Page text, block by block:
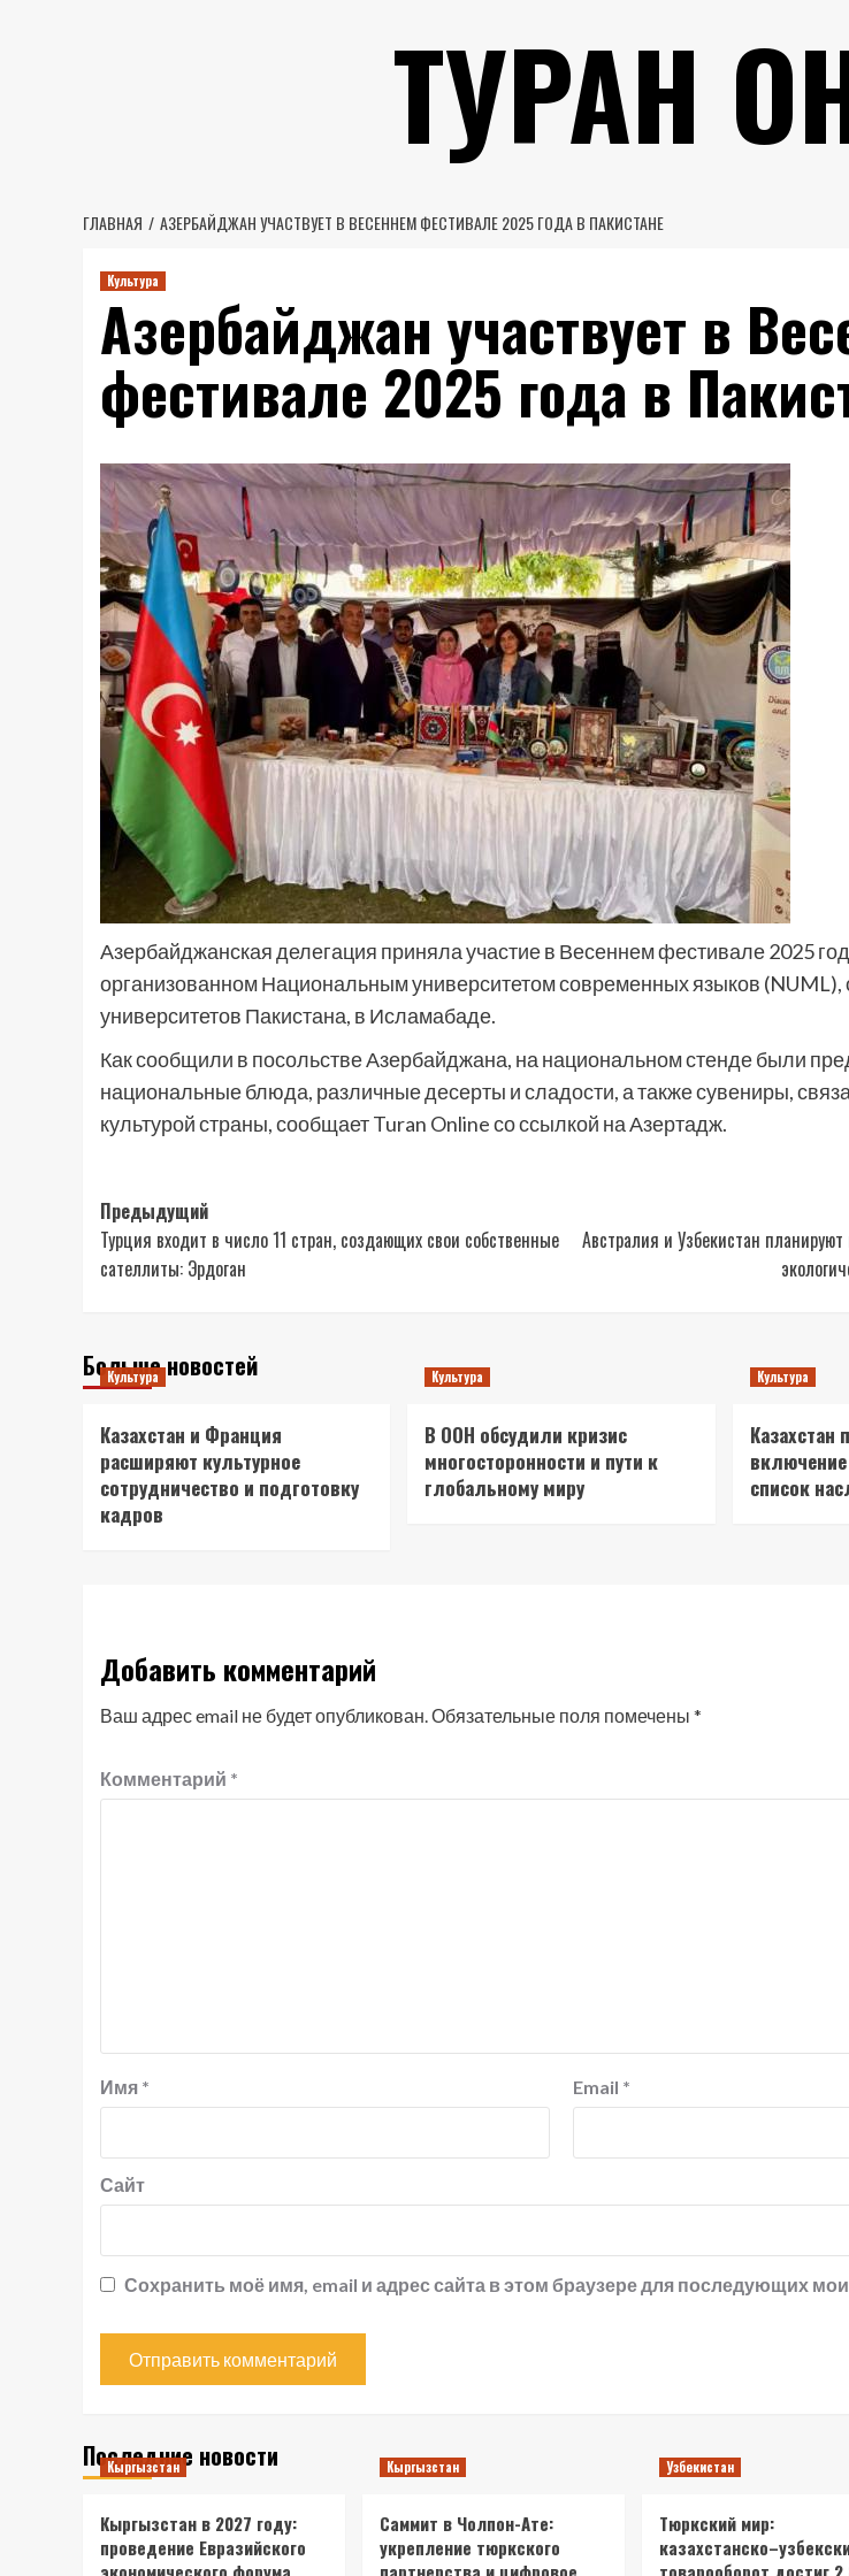
ТУРАН
ГЛАВНАЯ АЗЕРБАЙДЖАН УЧАСТВУЕТ В ВЕСЕННЕМ ФЕСТИВАЛЕ 2025 ГОДА В ПАКИСТАНЕ
Культура
Азербайджан участвует в
фестивале 2025 года в
Азербайджанская делегация приняла участие в Весеннем фестивале 2025
организованном Национальным университетом современных языков
университетов Пакистана, в Исламабаде.
Как сообщили в посольстве Азербайджана, на национальном стенде были
национальные блюда, различные десерты и сладости, а также сувениры,
культурой страны, сообщает Turan Online со ссылкой на Азертадж.
Навигация
записи
Предыдущий
Турция входит в число 11 стран, создающих свои собственные
сателлиты: Эрдоган
Австралия и Узбекистан
Больше новостей
Культура
Казахстан и Франция
расширяют культурное
сотрудничество и подготовку
кадров
Культура
В ООН обсудили кризис
многосторонности и пути к
глобальному миру
Культура
Казахстан
список
Добавить комментарий
Ваш адрес email не будет опубликован.Обязательные поля помечены *
Комментарий *
Имя * Email *
Сайт
Сохранить моё имя, email и адрес сайта в этом браузере для последующих
Последние новости
Кыргызстан
Кыргызстан в 2027 году:
проведение Евразийского
Кыргызстан
Саммит в Чолпон-Ате:
укрепление тюркского
Узбекистан
Тюркский мир: